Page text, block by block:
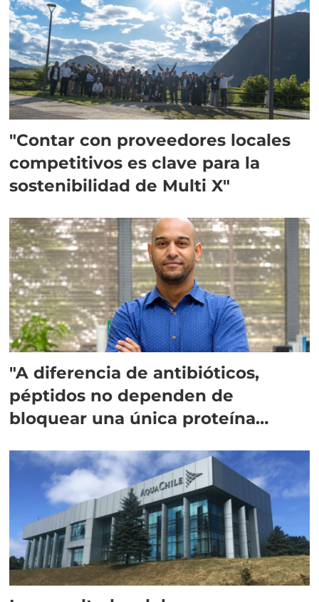
"Contar con proveedores locales
competitivos es clave para la
sostenibilidad de Multi X"
"A diferencia de antibióticos,
péptidos no dependen de
bloquear una única proteína